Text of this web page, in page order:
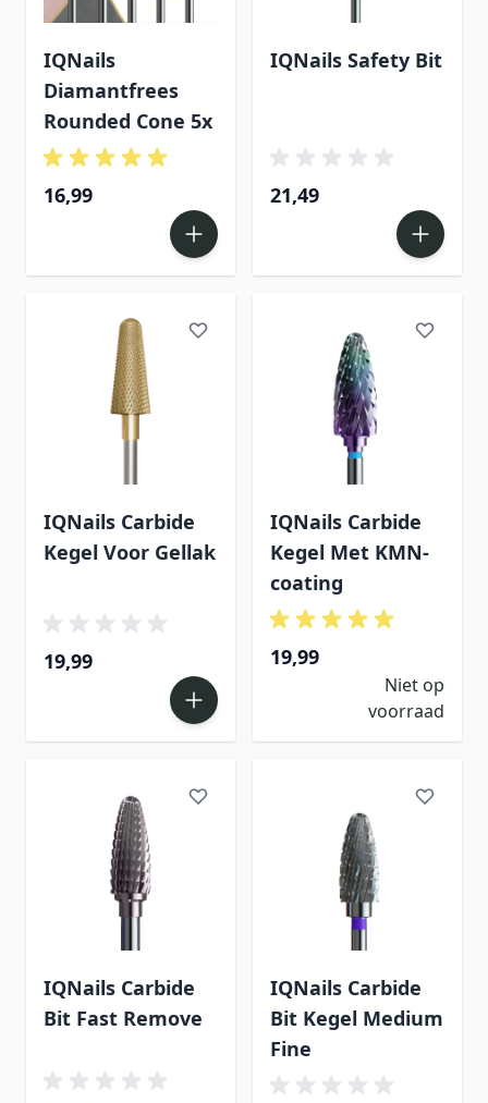
IQNails
Diamantfrees
Rounded Cone 5x
16,99
IQNails Safety Bit
21,49
IQNails Carbide
Kegel Voor Gellak
19,99
IQNails Carbide
Kegel Met KMN-
coating
19,99
Niet op
voorraad
IQNails Carbide
Bit Fast Remove
IQNails Carbide
Bit Kegel Medium
Fine